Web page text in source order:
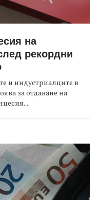
на
рекордни
и индустриалците в
за отдаване на